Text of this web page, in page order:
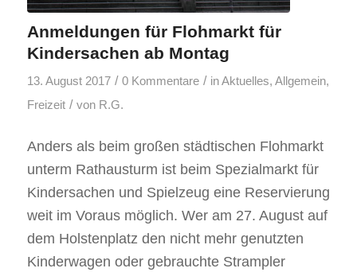
Anmeldungen für Flohmarkt für
Kindersachen ab Montag
13. August 2017 / 0 Kommentare / inAktuelles, Allgemein,
Freizeit / von R.G.
Anders als beim großen städtischen Flohmarkt
unterm Rathausturm ist beim Spezialmarkt für
Kindersachen und Spielzeug eine Reservierung
weit im Voraus möglich. Wer am 27. August auf
dem Holstenplatz den nicht mehr genutzten
Kinderwagen oder gebrauchte Strampler